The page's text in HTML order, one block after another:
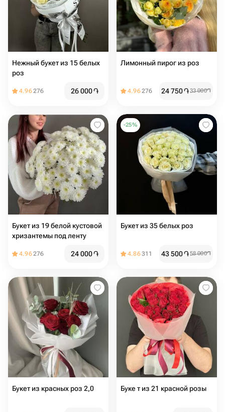
Нежный букет из 15 белых
роз
4.96276 26 000֏
Лимонный пирог из роз
4.96276 24 750֏33 000֏
Букет из 19 белой кустовой
хризантемы под ленту
4.96276 24 000֏
-25%
Букет из 35 белых роз
4.86311 43 500֏58 000֏
Букет из красных роз 2,0 Буке т из 21 красной розы